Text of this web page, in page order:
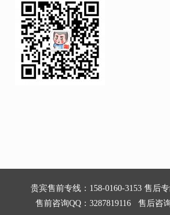
贵宾售前专线：158-0160-3153 售后
售前咨询QQ：3287819116 售后咨